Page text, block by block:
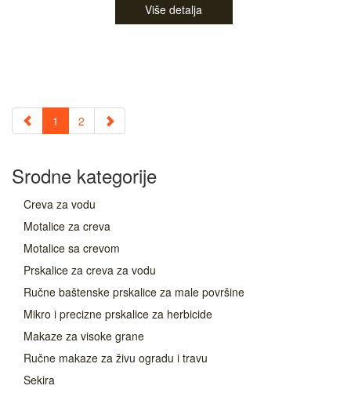
Više detalja
1 2
Srodne kategorije
Creva za vodu
Motalice za creva
Motalice sa crevom
Prskalice za creva za vodu
Ručne baštenske prskalice za male površine
Mikro i precizne prskalice za herbicide
Makaze za visoke grane
Ručne makaze za živu ogradu i travu
Sekira